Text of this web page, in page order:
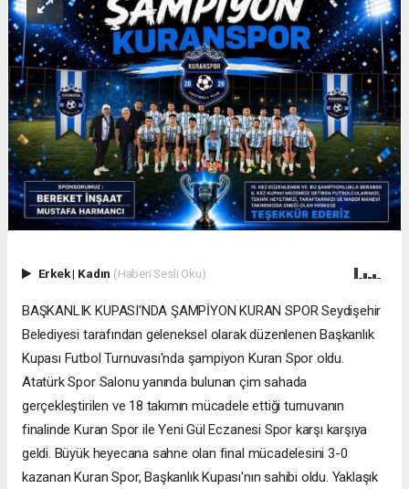
Erkek| Kadın (Haberi Sesli Oku)
BAŞKANLIK KUPASI'NDA ŞAMPİYON KURAN SPOR Seydişehir
Belediyesi tarafından geleneksel olarak düzenlenen Başkanlık
Kupası Futbol Turnuvası'nda şampiyon Kuran Spor oldu.
Atatürk Spor Salonu yanında bulunan çim sahada
gerçekleştirilen ve 18 takımın mücadele ettiği turnuvanın
finalinde Kuran Spor ile Yeni Gül Eczanesi Spor karşı karşıya
geldi. Büyük heyecana sahne olan final mücadelesini 3-0
kazanan Kuran Spor, Başkanlık Kupası'nın sahibi oldu. Yaklaşık